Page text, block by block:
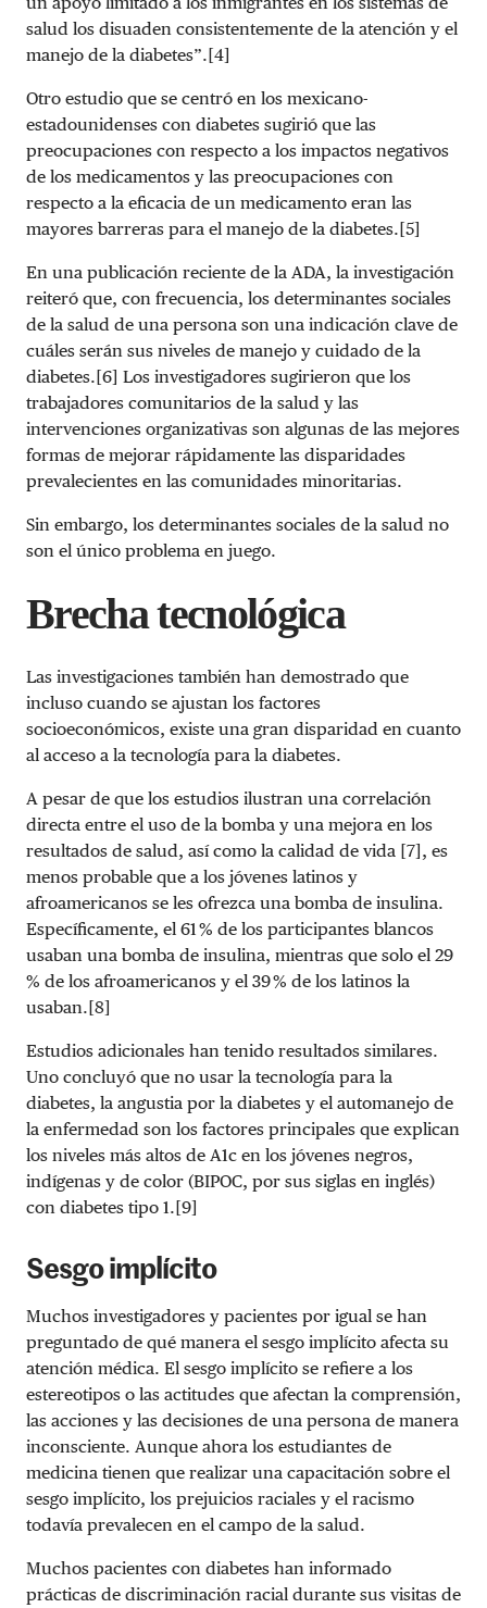
salud los disuaden consistentemente de la atención y el
manejo de la diabetes”.[4]
Otro estudio que se centró en los mexicano-
estadounidenses con diabetes sugirió que las
preocupaciones con respecto a los impactos negativos
de los medicamentos y las preocupaciones con
respecto a la eficacia de un medicamento eran las
mayores barreras para el manejo de la diabetes.[5]
En una publicación reciente de la ADA, la investigación
reiteró que, con frecuencia, los determinantes sociales
de la salud de una persona son una indicación clave de
cuáles serán sus niveles de manejo y cuidado de la
diabetes.[6] Los investigadores sugirieron que los
trabajadores comunitarios de la salud y las
intervenciones organizativas son algunas de las mejores
formas de mejorar rápidamente las disparidades
prevalecientes en las comunidades minoritarias.
Sin embargo, los determinantes sociales de la salud no
son el único problema en juego.
Brecha tecnológica
Las investigaciones también han demostrado que
incluso cuando se ajustan los factores
socioeconómicos, existe una gran disparidad en cuanto
al acceso a la tecnología para la diabetes.
A pesar de que los estudios ilustran una correlación
directa entre el uso de la bomba y una mejora en los
resultados de salud, así como la calidad de vida [7], es
menos probable que a los jóvenes latinos y
afroamericanos se les ofrezca una bomba de insulina.
Específicamente, el 61 % de los participantes blancos
usaban una bomba de insulina, mientras que solo el 29
% de los afroamericanos y el 39 % de los latinos la
usaban.[8]
Estudios adicionales han tenido resultados similares.
Uno concluyó que no usar la tecnología para la
diabetes, la angustia por la diabetes y el automanejo de
la enfermedad son los factores principales que explican
los niveles más altos de A1c en los jóvenes negros,
indígenas y de color (BIPOC, por sus siglas en inglés)
con diabetes tipo 1.[9]
Sesgo implícito
Muchos investigadores y pacientes por igual se han
preguntado de qué manera el sesgo implícito afecta su
atención médica. El sesgo implícito se refiere a los
estereotipos o las actitudes que afectan la comprensión,
las acciones y las decisiones de una persona de manera
inconsciente. Aunque ahora los estudiantes de
medicina tienen que realizar una capacitación sobre el
sesgo implícito, los prejuicios raciales y el racismo
todavía prevalecen en el campo de la salud.
Muchos pacientes con diabetes han informado
prácticas de discriminación racial durante sus visitas de